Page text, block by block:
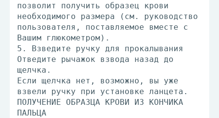
позволит получить образец крови
необходимого размера (см. руководство
пользователя, поставляемое вместе с
Вашим глюкометром).
5. Взведите ручку для прокалывания
Отведите рычажок взвода назад до
щелчка.
Если щелчка нет, возможно, вы уже
взвели ручку при установке ланцета.
ПОЛУЧЕНИЕ ОБРАЗЦА КРОВИ ИЗ КОНЧИКА
ПАЛЬЦА